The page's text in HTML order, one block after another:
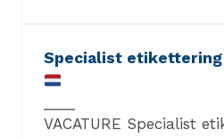
Specialist
VACATURE Specialist